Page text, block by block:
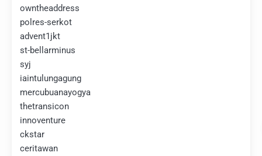
owntheaddress
polres-serkot
advent1jkt
st-bellarminus
syj
iaintulungagung
mercubuanayogya
thetransicon
innoventure
ckstar
ceritawan